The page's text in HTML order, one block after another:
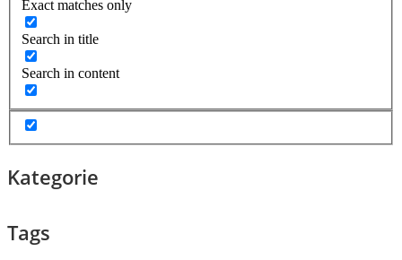
Exact matches only
Search in title
Search in content
Kategorie
Tags